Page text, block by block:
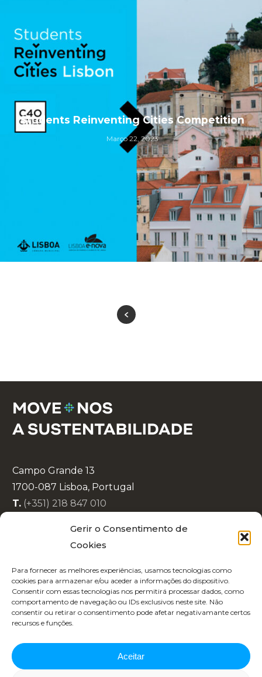
Gerir o Consentimento de
Cookies
Para fornecer as melhores experiências, usamos tecnologias como
cookies para armazenar e/ou aceder a informações do dispositivo.
Consentir com essas tecnologias nos permitirá processar dados, como
comportamento de navegação ou IDs exclusivos neste site. Não
consentir ou retirar o consentimento pode afetar negativamante certos
recursos e funções.
Aceitar
Students Reinventing Cities Competition
Março 22, 2023
Campo Grande 13
1700-087 Lisboa, Portugal
T. (+351) 218 847 010
Política de Cookies
Código de Conduta
Recrutamento